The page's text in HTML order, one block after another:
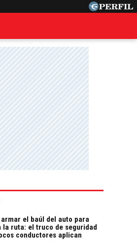
armar el baúl del auto para
la ruta: el truco de seguridad
conductores aplican